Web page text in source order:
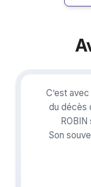
C’est
du décès
Son